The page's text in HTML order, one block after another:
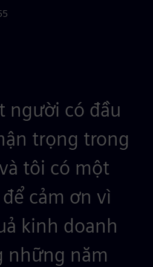
người có đầu
trọng trong
tôi có một
cảm ơn vì
kinh doanh
những năm